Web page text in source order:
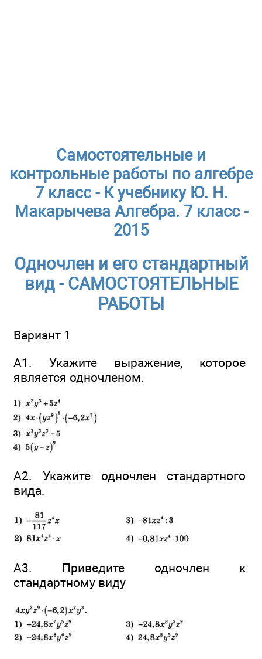
Самостоятельные и
контрольные работы по алгебре
7 класс - К учебнику Ю. Н.
Макарычева Алгебра. 7 класс -
2015
Одночлен и его стандартный
вид - САМОСТОЯТЕЛЬНЫЕ
РАБОТЫ
Вариант 1
А1. Укажите выражение, которое
является одночленом.
А2. Укажите одночлен стандартного
вида.
А3. Приведите одночлен к
стандартному виду